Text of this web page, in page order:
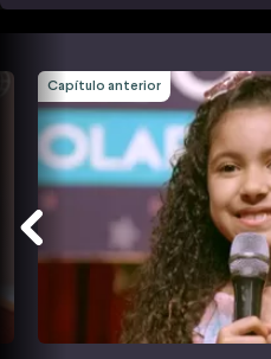
Capítulo anterior